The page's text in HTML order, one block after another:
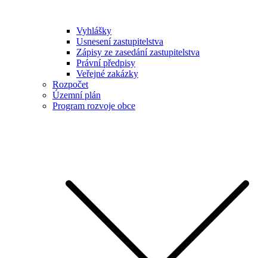
Vyhlášky
Usnesení zastupitelstva
Zápisy ze zasedání zastupitelstva
Právní předpisy
Veřejné zakázky
Rozpočet
Územní plán
Program rozvoje obce